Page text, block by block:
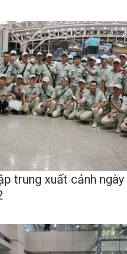
trung xuất cảnh ngày